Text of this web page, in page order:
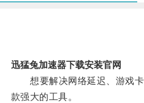
迅猛兔加速器下载安装官网
想要解决网络延迟、游戏卡
款强大的工具。